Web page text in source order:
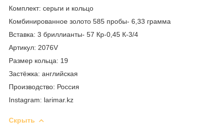
Комплект: серьги и кольцо
Комбинированное золото 585 пробы- 6,33 грамма
Вставка: 3 бриллианты- 57 Кр-0,45 К-3/4
Артикул: 2076V
Размер кольца: 19
Застёжка: английская
Производство: Россия
Instagram: larimar.kz
Скрыть